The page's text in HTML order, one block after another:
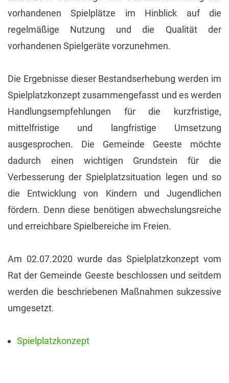
vorhandenen Spielplätze im Hinblick auf die
regelmäßige Nutzung und die Qualität der
vorhandenen Spielgeräte vorzunehmen.
Die Ergebnisse dieser Bestandserhebung werden im
Spielplatzkonzept zusammengefasst und es werden
Handlungsempfehlungen für die kurzfristige,
mittelfristige und langfristige Umsetzung
ausgesprochen. Die Gemeinde Geeste möchte
dadurch einen wichtigen Grundstein für die
Verbesserung der Spielplatzsituation legen und so
die Entwicklung von Kindern und Jugendlichen
fördern. Denn diese benötigen abwechslungsreiche
und erreichbare Spielbereiche im Freien.
Am 02.07.2020 wurde das Spielplatzkonzept vom
Rat der Gemeinde Geeste beschlossen und seitdem
werden die beschriebenen Maßnahmen sukzessive
umgesetzt.
Spielplatzkonzept